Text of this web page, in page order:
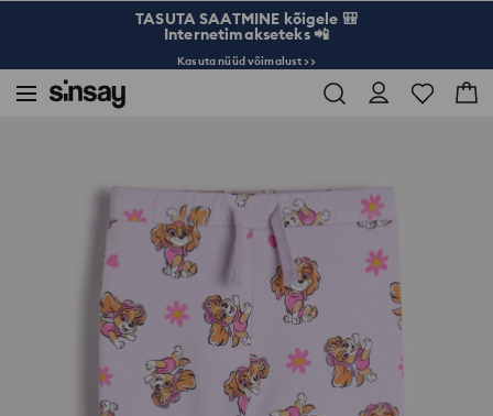
TASUTA SAATMINE kõigele 🎒
Internetimakseteks 📲
Kasuta nüüd võimalust >>